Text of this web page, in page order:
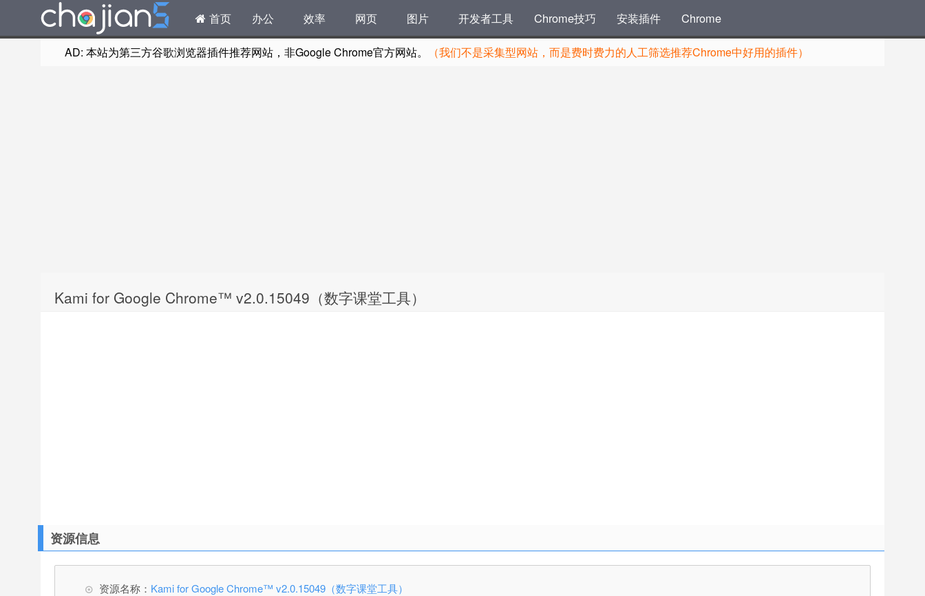
首页 办公 效率 网页 图片 开发者工具 Chrome技巧 安装插件 Chrome
AD: 本站为第三方谷歌浏览器插件推荐网站，非Google Chrome官方网站。 （我们不是采集型网站，而是费时费力的人工筛选推荐Chrome中好用的插件）
Kami for Google Chrome™ v2.0.15049（数字课堂工具）
资源信息
资源名称： Kami for Google Chrome™ v2.0.15049（数字课堂工具）